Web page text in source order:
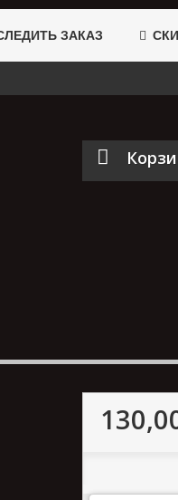
ЗАКАЗ